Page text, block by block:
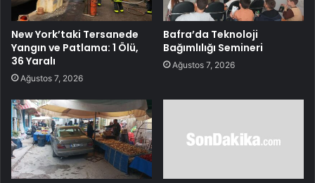
New York’taki Tersanede
Yangın ve Patlama: 1 Ölü,
36 Yaralı
Ağustos 7, 2026
Bafra’da Teknoloji
Bağımlılığı Semineri
Ağustos 7, 2026